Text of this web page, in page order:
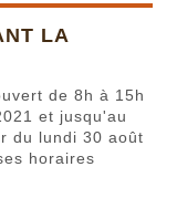
de 8h à 15h
et jusqu'au
du lundi 30 août
horaires